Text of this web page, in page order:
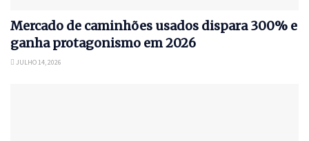
Mercado de caminhões usados dispara 300% e
ganha protagonismo em 2026
JULHO 14, 2026